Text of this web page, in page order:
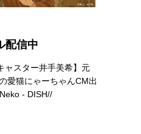
配信中
ャスター井手美希】元
愛猫にゃーちゃんCM出
- DISH//